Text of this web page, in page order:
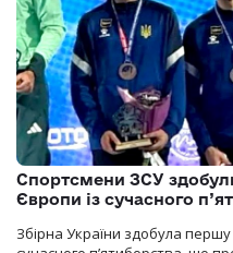
Спортсмени ЗСУ
Європи із сучасного
Збірна України здобула